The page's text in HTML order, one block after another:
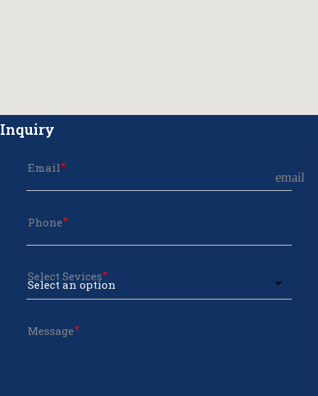
Inquiry
Email
email
Phone
Select Sevices
Message